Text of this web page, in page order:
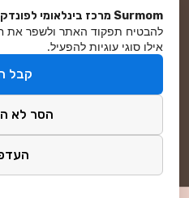
מפת אתר
פיתוח ושיווק
Surmom מרכז בינלאומי לפונדקאות
להבטיח תפקוד האתר ולשפר את
אילו סוגי עוגיות להפעיל.
קבל
הסר לא